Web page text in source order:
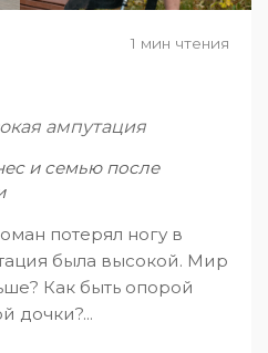
1 мин чтения
ампутация
и семью после
потерял ногу в
была высокой. Мир
Как быть опорой
дочки?...